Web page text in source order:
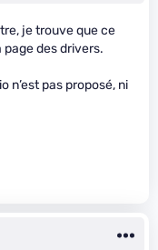
je trouve que ce
page des drivers.
n’est pas proposé, ni